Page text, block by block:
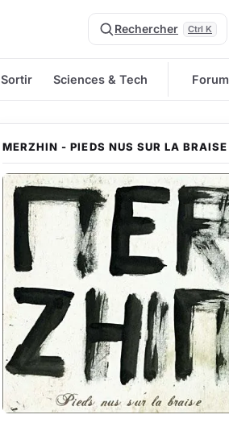
Rechercher Ctrl K
Sortir Sciences & Tech Forum
MERZHIN - PIEDS NUS SUR LA BRAISE